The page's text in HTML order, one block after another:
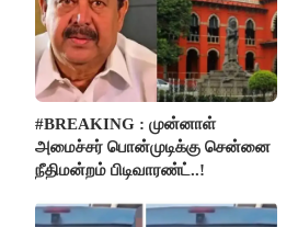
#BREAKING : முன்னாள்
அமைச்சர் பொன்முடிக்கு சென்னை
நீதிமன்றம் பிடிவாரண்ட்..!